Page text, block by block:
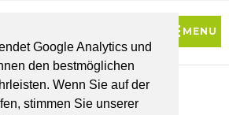
Google Analytics und
den bestmöglichen
Wenn Sie auf der
stimmen Sie unserer